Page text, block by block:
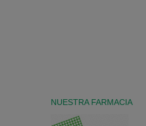
NUESTRA FARMACIA